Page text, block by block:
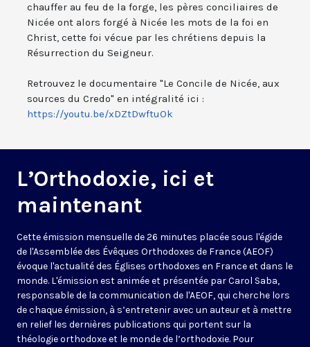
chauffer au feu de la forge, les pères conciliaires de
Nicée ont alors forgé à Nicée les mots de la foi en
Christ, cette foi vécue par les chrétiens depuis la
Résurrection du Seigneur.
Retrouvez le documentaire "Le Concile de Nicée, aux
sources du Credo" en intégralité ici :
https://youtu.be/xDZtDwftuOk
L’Orthodoxie, ici et
maintenant
Cette émission mensuelle de 26 minutes placée sous l'égide
de l'Assemblée des Évêques Orthodoxes de France (AEOF)
évoque l'actualité des Églises orthodoxes en France et dans le
monde. L'émission est animée et présentée par Carol Saba,
responsable de la communication de l'AEOF, qui cherche lors
de chaque émission, à s’entretenir avec un auteur et à mettre
en relief les dernières publications qui portent sur la
théologie orthodoxe et le monde de l’orthodoxie. Pour